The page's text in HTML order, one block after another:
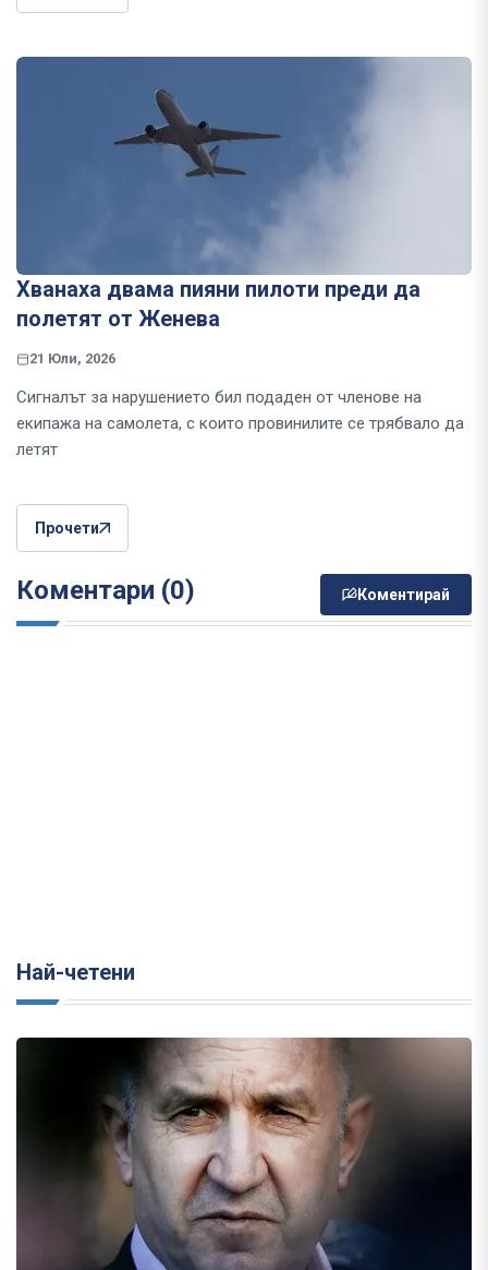
Хванаха двама пияни пилоти преди да
полетят от Женева
21 Юли, 2026
Сигналът за нарушението бил подаден от членове на
екипажа на самолета, с които провинилите се трябвало да
летят
Прочети
Коментари (0) Коментирай
Най-четени